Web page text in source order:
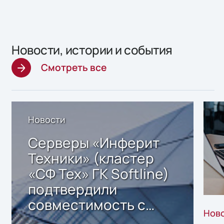
Новости, истории и события
Смотреть все
Новости
Серверы «Инферит
Техники» (кластер
«СФ Тех» ГК Softline)
подтвердили
совместимость с
решением Sharx